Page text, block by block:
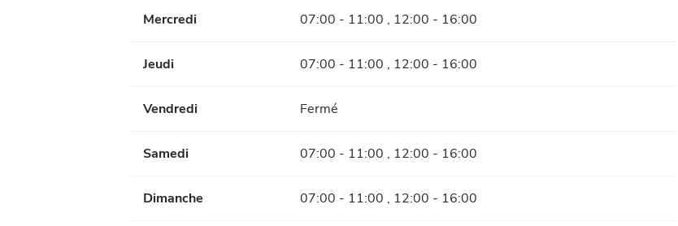
Mercredi 07:00 - 11:00 , 12:00 - 16:00
Jeudi 07:00 - 11:00 , 12:00 - 16:00
Vendredi Fermé
Samedi 07:00 - 11:00 , 12:00 - 16:00
Dimanche 07:00 - 11:00 , 12:00 - 16:00